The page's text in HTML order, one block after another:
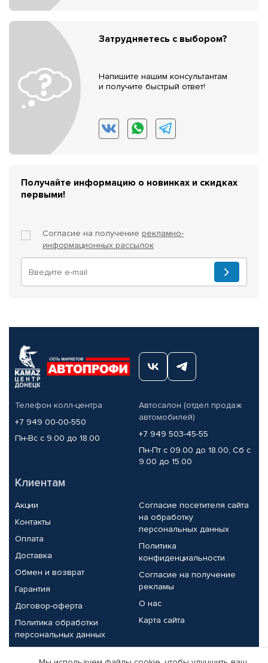
Затрудняетесь с выбором?
Напишите нашим консультантам
и получите быстрый ответ!
Получайте информацию о новинках и скидках
первыми!
Согласие на получение рекламно-
информационных рассылок
Телефон колл-центра
+7 949 00-00-550
Пн-Вс с 9.00 до 18.00
Автосалон (отдел продаж
автомобилей)
+7 949 503-45-55
Пн-Пт с 09.00 до 18.00, Сб с
9.00 до 15.00
Клиентам
Акции
Контакты
Оплата
Доставка
Обмен и возврат
Гарантия
Договор-оферта
Политика обработки
персональных данных
Согласие посетителя сайта
на обработку
персональных данных
Политика
конфиденциальности
Согласие на получение
рекламы
О нас
Карта сайта